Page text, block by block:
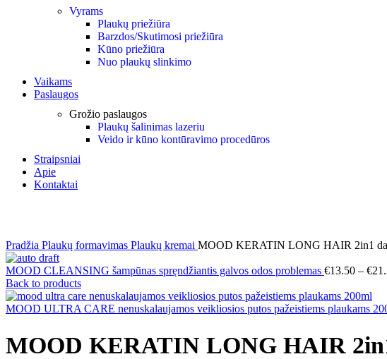
Vyrams
Plaukų priežiūra
Barzdos/Skutimosi priežiūra
Kūno priežiūra
Nuo plaukų slinkimo
Vaikams
Paslaugos
Grožio paslaugos
Plaukų šalinimas lazeriu
Veido ir kūno kontūravimo procedūros
Straipsniai
Apie
Kontaktai
Pradžia Plaukų formavimas Plaukų kremai MOOD KERATIN LONG HAIR 2in1
MOOD CLEANSING šampūnas spręndžiantis galvos odos problemas €13.50 – €
Back to products
MOOD ULTRA CARE nenuskalaujamos veikliosios putos pažeistiems plaukams
MOOD KERATIN LONG HAIR